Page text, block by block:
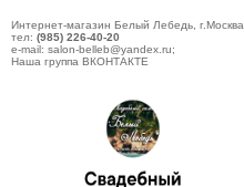
Интернет-магазин Белый Лебедь, г.Москва
тел: (985) 226-40-20
e-mail: salon-belleb@yandex.ru;
Наша группа ВКОНТАКТЕ